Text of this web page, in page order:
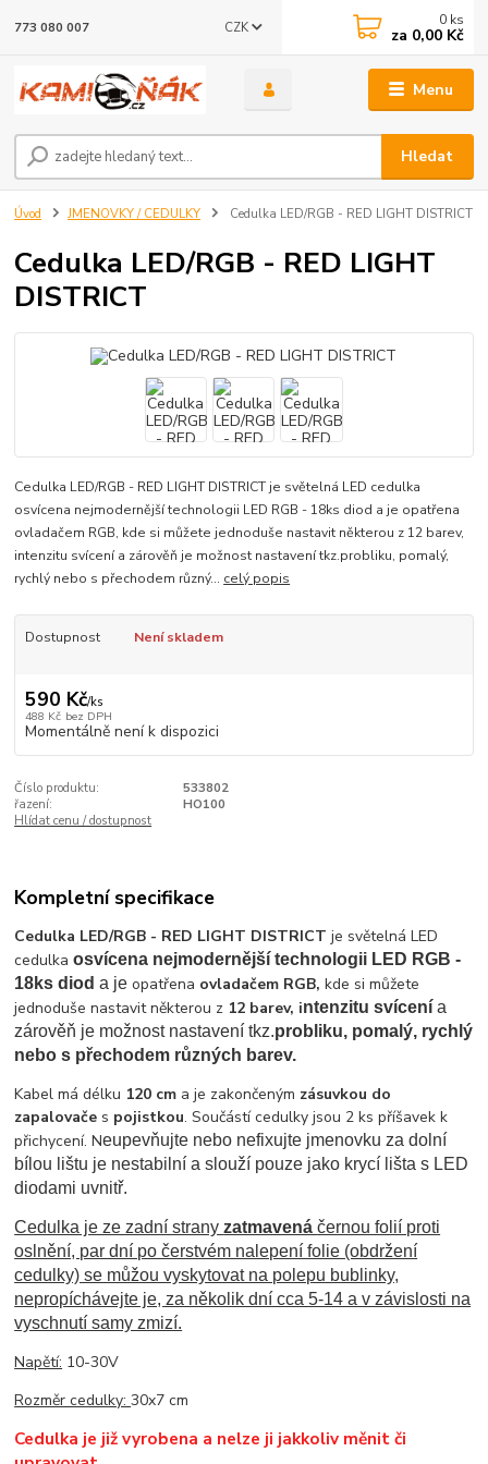
Menu
CZK
Hledat
773 080 007 0 ks
za 0,00 Kč
Úvod JMENOVKY / CEDULKY Cedulka LED/RGB - RED LIGHT DISTRICT
Cedulka LED/RGB - RED LIGHT
DISTRICT
Cedulka LED/RGB - RED LIGHT DISTRICT je světelná LED cedulka
osvícena nejmodernější technologii LED RGB - 18ks diod a je opatřena
ovladačem RGB, kde si můžete jednoduše nastavit některou z 12 barev,
intenzitu svícení a zárověň je možnost nastavení tkz.probliku, pomalý,
rychlý nebo s přechodem různý... celý popis
Dostupnost Není skladem
590 Kč/ks
488 Kč bez DPH
Momentálně není k dispozici
Číslo produktu:
533802
řazení:
HO100
Hlídat cenu / dostupnost
Kompletní specifikace
Cedulka LED/RGB - RED LIGHT DISTRICT je světelná LED
cedulkaosvícena nejmodernější technologii LED RGB -
18ks dioda jeopatřena ovladačem RGB, kde si můžete
jednoduše nastavit některou z 12 barev, intenzitu svícení a
zárověň je možnost nastavení tkz.probliku, pomalý, rychlý
nebo s přechodem různých barev.
Kabel má délku 120 cm a je zakončeným zásuvkou do
zapalovače s pojistkou. Součástí cedulky jsou 2 ks příšavek k
přichycení. Neupevňujte nebo nefixujte jmenovku za dolní
bílou lištu je nestabilní a slouží pouze jako krycí lišta s LED
diodami uvnitř.
Cedulka je ze zadní stranyzatmavenáčernou folií proti
oslnění, par dní po čerstvém nalepení folie (obdržení
cedulky) se můžou vyskytovat na polepu bublinky,
nepropíchávejte je, za několik dní cca 5-14 a v závislosti na
vyschnutí samy zmizí.
Napětí: 10-30V
Rozměr cedulky:30x7 cm
Cedulka je již vyrobena a nelze ji jakkoliv měnit či